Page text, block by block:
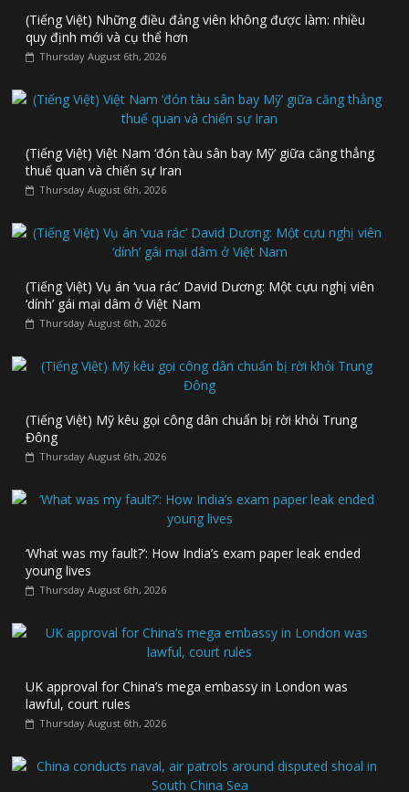
(Tiếng Việt) Những điều đảng viên không được làm: nhiều
quy định mới và cụ thể hơn
Thursday August 6th, 2026
(Tiếng Việt) Việt Nam ‘đón tàu sân bay Mỹ’ giữa căng thẳng
thuế quan và chiến sự Iran
Thursday August 6th, 2026
(Tiếng Việt) Vụ án ‘vua rác’ David Dương: Một cựu nghị viên
‘dính’ gái mại dâm ở Việt Nam
Thursday August 6th, 2026
(Tiếng Việt) Mỹ kêu gọi công dân chuẩn bị rời khỏi Trung
Đông
Thursday August 6th, 2026
‘What was my fault?’: How India’s exam paper leak ended
young lives
Thursday August 6th, 2026
UK approval for China’s mega embassy in London was
lawful, court rules
Thursday August 6th, 2026